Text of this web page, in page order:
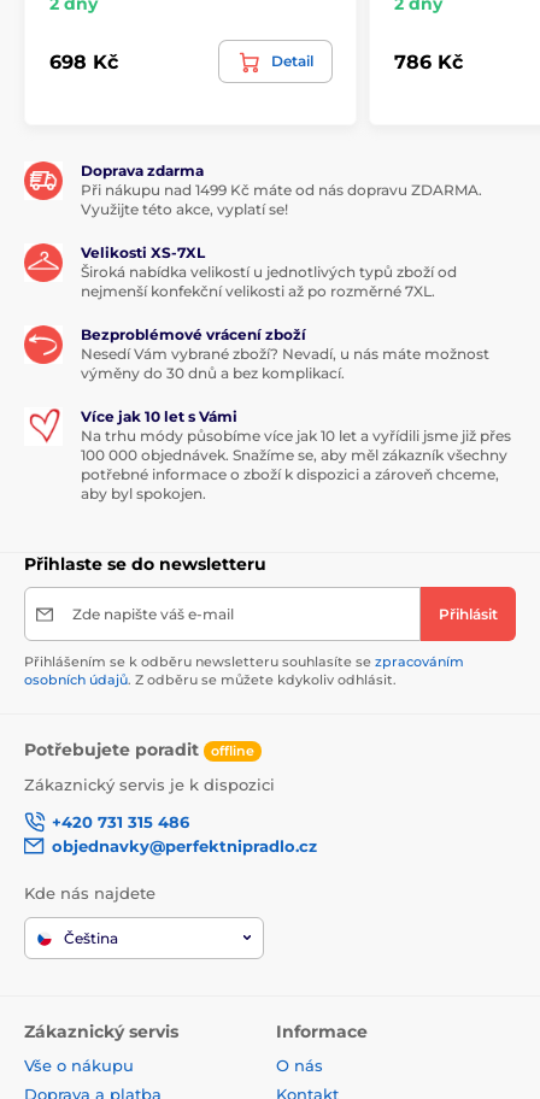
698 Kč Detail 786 Kč
Doprava zdarma
Při nákupu nad 1499 Kč máte od nás dopravu ZDARMA.
Využijte této akce, vyplatí se!
Velikosti XS-7XL
Široká nabídka velikostí u jednotlivých typů zboží od
nejmenší konfekční velikosti až po rozměrné 7XL.
Bezproblémové vrácení zboží
Nesedí Vám vybrané zboží? Nevadí, u nás máte možnost
výměny do 30 dnů a bez komplikací.
Více jak 10 let s Vámi
Na trhu módy působíme více jak 10 let a vyřídili jsme již přes
100 000 objednávek. Snažíme se, aby měl zákazník všechny
potřebné informace o zboží k dispozici a zároveň chceme,
aby byl spokojen.
Přihlaste se do newsletteru
Zde napište váš e-mail Přihlásit
Přihlášením se k odběru newsletteru souhlasíte se zpracováním
osobních údajů. Z odběru se můžete kdykoliv odhlásit.
Potřebujete poradit offline
Zákaznický servis je k dispozici
+420 731 315 486
objednavky@perfektnipradlo.cz
Kde nás najdete
Čeština
Zákaznický servis
Vše o nákupu
Doprava a platba
Informace
O nás
Kontakt